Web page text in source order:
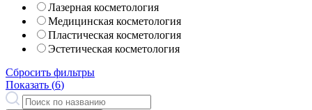
Лазерная косметология
Медицинская косметология
Пластическая косметология
Эстетическая косметология
Сбросить фильтры
Показать (6)